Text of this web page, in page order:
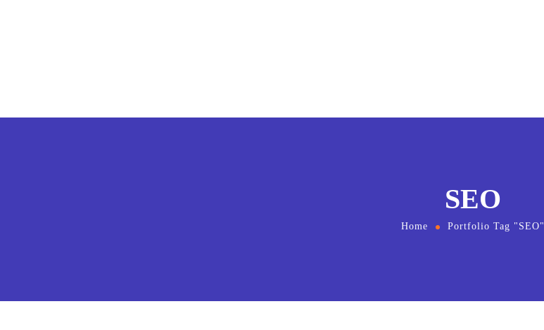
SEO
Home Portfolio Tag "SEO"